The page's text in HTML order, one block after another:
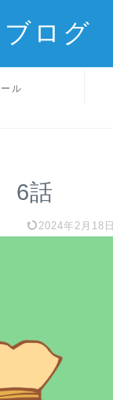
ログ
ル
6話
2024年2月18日